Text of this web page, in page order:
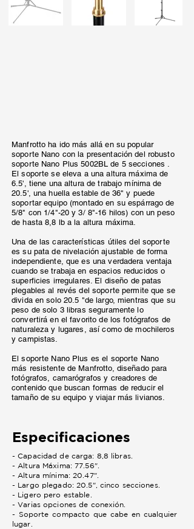
Manfrotto ha ido más allá en su popular
soporte Nano con la presentación del robusto
soporte Nano Plus 5002BL de 5 secciones .
El soporte se eleva a una altura máxima de
6.5', tiene una altura de trabajo mínima de
20.5', una huella estable de 36" y puede
soportar equipo (montado en su espárrago de
5/8" con 1/4"-20 y 3/ 8"-16 hilos) con un peso
de hasta 8,8 lb a la altura máxima.
Una de las características útiles del soporte
es su pata de nivelación ajustable de forma
independiente, que es una verdadera ventaja
cuando se trabaja en espacios reducidos o
superficies irregulares. El diseño de patas
plegables al revés del soporte permite que se
divida en solo 20.5 "de largo, mientras que su
peso de solo 3 libras seguramente lo
convertirá en el favorito de los fotógrafos de
naturaleza y lugares, así como de mochileros
y campistas.
El soporte Nano Plus es el soporte Nano
más resistente de Manfrotto, diseñado para
fotógrafos, camarógrafos y creadores de
contenido que buscan formas de reducir el
tamaño de su equipo y viajar más livianos.
Especificaciones
- Capacidad de carga: 8,8 libras.
- Altura Máxima: 77.56".
- Altura mínima: 20.47".
- Largo plegado: 20.5", cinco secciones.
- Ligero pero estable.
- Varias opciones de conexión.
- Soporte compacto que cabe en cualquier
lugar.